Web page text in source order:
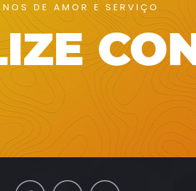
DE AMOR E SERVIÇO